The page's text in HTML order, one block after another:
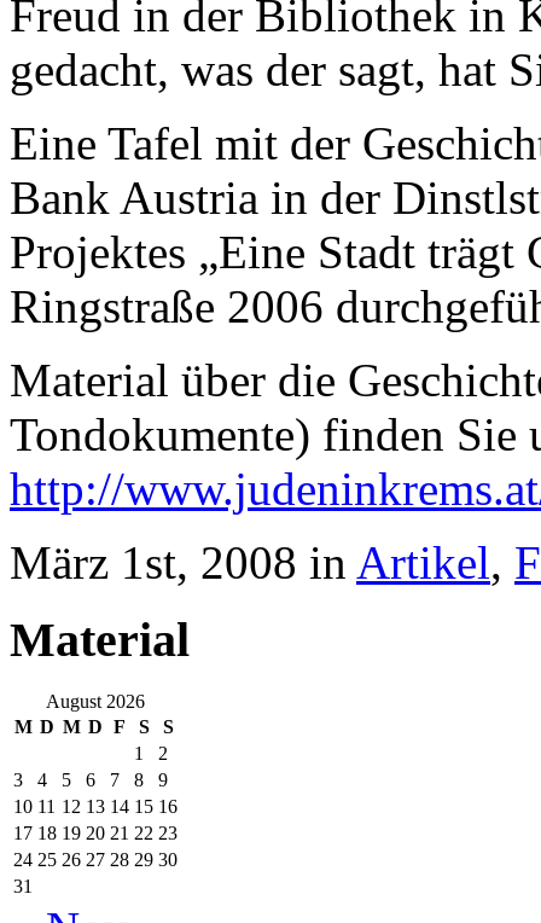
Freud in der Bibliothek in
gedacht, was der sagt, hat
Eine Tafel mit der
Bank Austria in der
Projektes „Eine Stadt trägt
Ringstraße 2006
Material über die
Tondokumente) finden Sie
http://
März 1st, 2008 in Artikel,
Material
August 2026
M D M D F S
S
1
2
3
4 5 6 7 8
9
10 11 12 13 14 15 16
17 18 19 20 21 22 23
24 25 26 27 28 29 30
31